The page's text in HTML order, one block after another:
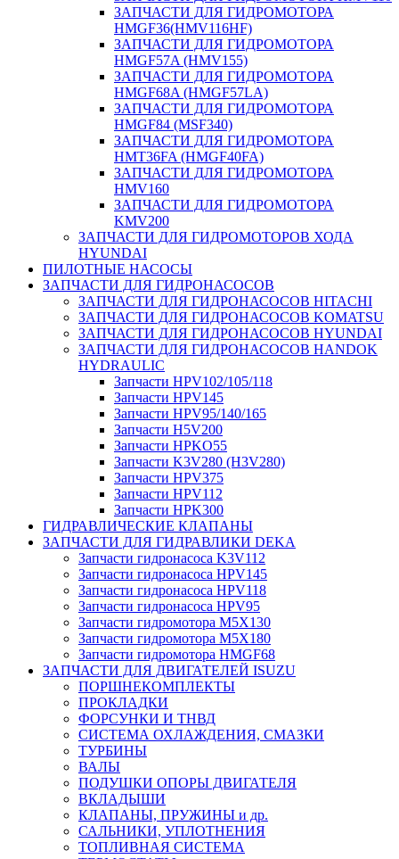
ЗАПЧАСТИ ДЛЯ ГИДРОМОТОРА
HMGF36(HMV116HF)
ЗАПЧАСТИ ДЛЯ ГИДРОМОТОРА
HMGF57A (HMV155)
ЗАПЧАСТИ ДЛЯ ГИДРОМОТОРА
HMGF68A (HMGF57LA)
ЗАПЧАСТИ ДЛЯ ГИДРОМОТОРА
HMGF84 (MSF340)
ЗАПЧАСТИ ДЛЯ ГИДРОМОТОРА
HMT36FA (HMGF40FA)
ЗАПЧАСТИ ДЛЯ ГИДРОМОТОРА
HMV160
ЗАПЧАСТИ ДЛЯ ГИДРОМОТОРА
KMV200
ЗАПЧАСТИ ДЛЯ ГИДРОМОТОРОВ ХОДА
HYUNDAI
ПИЛОТНЫЕ НАСОСЫ
ЗАПЧАСТИ ДЛЯ ГИДРОНАСОСОВ
ЗАПЧАСТИ ДЛЯ ГИДРОНАСОСОВ HITACHI
ЗАПЧАСТИ ДЛЯ ГИДРОНАСОСОВ KOMATSU
ЗАПЧАСТИ ДЛЯ ГИДРОНАСОСОВ HYUNDAI
ЗАПЧАСТИ ДЛЯ ГИДРОНАСОСОВ HANDOK
HYDRAULIC
Запчасти HPV102/105/118
Запчасти HPV145
Запчасти HPV95/140/165
Запчасти H5V200
Запчасти HPKO55
Запчасти K3V280 (H3V280)
Запчасти HPV375
Запчасти HPV112
Запчасти HPK300
ГИДРАВЛИЧЕСКИЕ КЛАПАНЫ
ЗАПЧАСТИ ДЛЯ ГИДРАВЛИКИ DEKA
Запчасти гидронасоса K3V112
Запчасти гидронасоса HPV145
Запчасти гидронасоса HPV118
Запчасти гидронасоса HPV95
Запчасти гидромотора M5X130
Запчасти гидромотора M5X180
Запчасти гидромотора HMGF68
ЗАПЧАСТИ ДЛЯ ДВИГАТЕЛЕЙ ISUZU
ПОРШНЕКОМПЛЕКТЫ
ПРОКЛАДКИ
ФОРСУНКИ И ТНВД
СИСТЕМА ОХЛАЖДЕНИЯ, СМАЗКИ
ТУРБИНЫ
ВАЛЫ
ПОДУШКИ ОПОРЫ ДВИГАТЕЛЯ
ВКЛАДЫШИ
КЛАПАНЫ, ПРУЖИНЫ и др.
САЛЬНИКИ, УПЛОТНЕНИЯ
ТОПЛИВНАЯ СИСТЕМА